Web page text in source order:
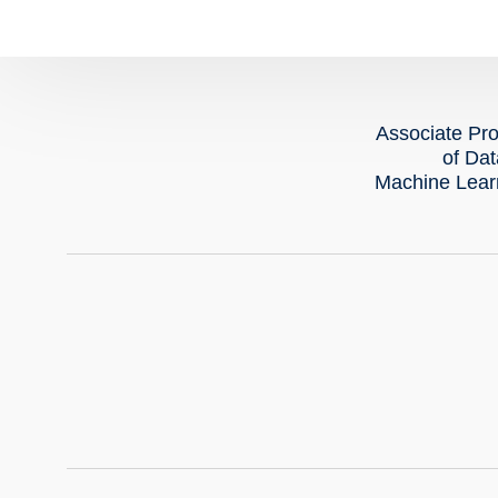
Associate
of
Machine